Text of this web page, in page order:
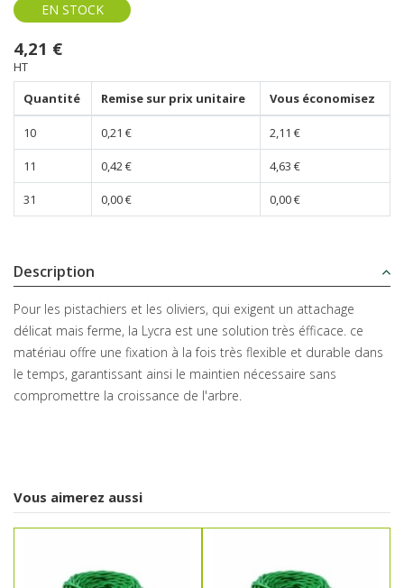
EN STOCK
4,21 €
HT
Quantité
Remise sur prix unitaire Vous économisez
10 0,21 € 2,11 €
11 0,42 € 4,63 €
31 0,00 € 0,00 €
Description
Pour les pistachiers et les oliviers, qui exigent un attachage
délicat mais ferme, la Lycra est une solution très éfficace. ce
matériau offre une fixation à la fois très flexible et durable dans
le temps, garantissant ainsi le maintien nécessaire sans
compromettre la croissance de l'arbre.
Vous aimerez aussi